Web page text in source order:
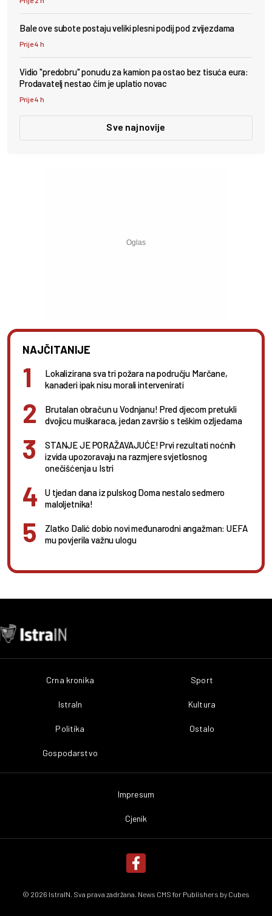
Bale ove subote postaju veliki plesni podij pod zvijezdama
Prije 4 h
Vidio "predobru" ponudu za kamion pa ostao bez tisuća eura:
Prodavatelj nestao čim je uplatio novac
Prije 4 h
Sve najnovije
NAJČITANIJE
Lokalizirana sva tri požara na području Marčane,
kanaderi ipak nisu morali intervenirati
Brutalan obračun u Vodnjanu! Pred djecom pretukli
dvojicu muškaraca, jedan završio s teškim ozljedama
STANJE JE PORAŽAVAJUĆE! Prvi rezultati noćnih
izvida upozoravaju na razmjere svjetlosnog
onečišćenja u Istri
U tjedan dana iz pulskog Doma nestalo sedmero
maloljetnika!
Zlatko Dalić dobio novi međunarodni angažman: UEFA
mu povjerila važnu ulogu
Crna kronika
IstraIn
Politika
Gospodarstvo
Sport
Kultura
Ostalo
Impresum
Cjenik
© 2026 IstraIN. Sva prava zadržana. News CMS for Publishers by Cubes